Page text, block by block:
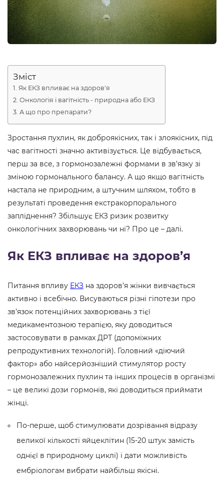
Зміст
Як ЕКЗ впливає на здоров'я
Онкологія і вагітність - природна або ЕКЗ
А що про препарати?
Зростання пухлин, як доброякісних, так і злоякісних, під
час вагітності значно активізується. Це відбувається,
перш за все, з гормонозалежні формами в зв’язку зі
зміною гормонального балансу. А що якщо вагітність
настала не природним, а штучним шляхом, тобто в
результаті проведення екстракорпорального
запліднення? Збільшує ЕКЗ ризик розвитку
онкологічних захворювань чи ні? Про це – далі.
Як ЕКЗ впливає на здоров’я
Питання впливу ЕКЗ на здоров’я жінки вивчається
активно і всебічно. Висуваються різні гіпотези про
зв’язок потенційних захворювань з тієї
медикаментозною терапією, яку доводиться
застосовувати в рамках ДРТ (допоміжних
репродуктивних технологій). Головний «діючий
фактор» або найсерйозніший стимулятор росту
гормонозалежних пухлин та інших процесів в організмі
– це великі дози гормонів, які доводиться приймати
жінці.
По-перше, щоб стимулювати дозрівання відразу
великої кількості яйцеклітин (15-20 штук замість
однієї в природному циклі) і дати можливість
ембріологам вибрати найбільш якісні.